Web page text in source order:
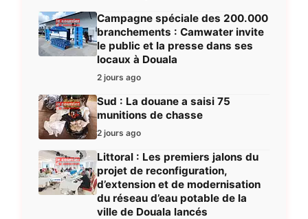
Campagne spéciale des 200.000
branchements : Camwater invite
le public et la presse dans ses
locaux à Douala
2 jours ago
Sud : La douane a saisi 75
munitions de chasse
2 jours ago
Littoral : Les premiers jalons du
projet de reconfiguration,
d’extension et de modernisation
du réseau d’eau potable de la
ville de Douala lancés